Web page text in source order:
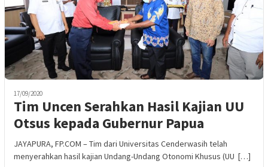
17/09/2020
Tim Uncen Serahkan Hasil Kajian UU
Otsus kepada Gubernur Papua
JAYAPURA, FP.COM – Tim dari Universitas Cenderwasih telah
menyerahkan hasil kajian Undang-Undang Otonomi Khusus (UU […]